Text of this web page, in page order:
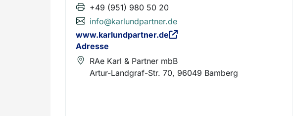
+49 (951) 980 50 20
info@karlundpartner.de
www.karlundpartner.de
Adresse
RAe Karl & Partner mbB
Artur-Landgraf-Str. 70, 96049 Bamberg